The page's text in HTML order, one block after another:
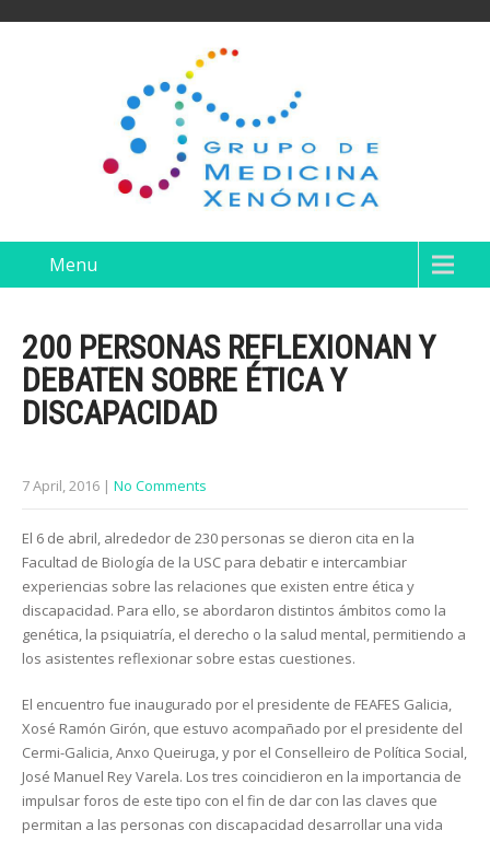
Menu
200 PERSONAS REFLEXIONAN Y
DEBATEN SOBRE ÉTICA Y
DISCAPACIDAD
7 April, 2016 | No Comments
El 6 de abril, alrededor de 230 personas se dieron cita en la
Facultad de Biología de la USC para debatir e intercambiar
experiencias sobre las relaciones que existen entre ética y
discapacidad. Para ello, se abordaron distintos ámbitos como la
genética, la psiquiatría, el derecho o la salud mental, permitiendo a
los asistentes reflexionar sobre estas cuestiones.
El encuentro fue inaugurado por el presidente de FEAFES Galicia,
Xosé Ramón Girón, que estuvo acompañado por el presidente del
Cermi-Galicia, Anxo Queiruga, y por el Conselleiro de Política Social,
José Manuel Rey Varela. Los tres coincidieron en la importancia de
impulsar foros de este tipo con el fin de dar con las claves que
permitan a las personas con discapacidad desarrollar una vida